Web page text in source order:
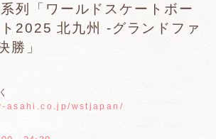
列「ワールドスケートボー
ト2025 北九州 -グランドファ
勝」
asahi.co.jp/wstjapan/